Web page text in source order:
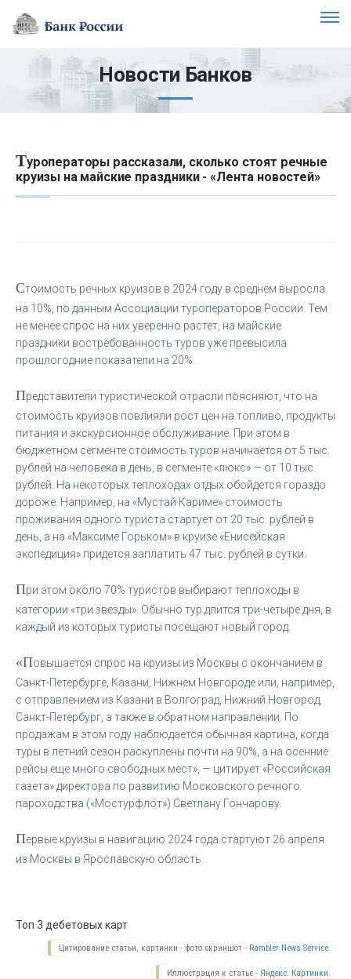
Новости Банков
Туроператоры рассказали, сколько стоят речные
круизы на майские праздники - «Лента новостей»
Стоимость речных круизов в 2024 году в среднем выросла
на 10%, по данным Ассоциации туроператоров России . Тем
не менее спрос на них уверенно растет, на майские
праздники востребованность туров уже превысила
прошлогодние показатели на 20%.
Представители туристической отрасли поясняют, что на
стоимость круизов повлияли рост цен на топливо, продукты
питания и экскурсионное обслуживание. При этом в
бюджетном сегменте стоимость туров начинается от 5 тыс.
рублей на человека в день, в сегменте «люкс» — от 10 тыс.
рублей. На некоторых теплоходах отдых обойдется гораздо
дороже. Например, на «Мустай Кариме» стоимость
проживания одного туриста стартует от 20 тыс. рублей в
день, а на «Максиме Горьком» в круизе «Енисейская
экспедиция» придется заплатить 47 тыс. рублей в сутки.
При этом около 70% туристов выбирают теплоходы в
категории «три звезды». Обычно тур длится три-четыре дня, в
каждый из которых туристы посещают новый город.
«Повышается спрос на круизы из Москвы с окончанием в
Санкт-Петербурге, Казани, Нижнем Новгороде или, например,
с отправлением из Казани в Волгоград, Нижний Новгород,
Санкт-Петербург, а также в обратном направлении. По
продажам в этом году наблюдается обычная картина, когда
туры в летний сезон раскуплены почти на 90%, а на осенние
рейсы еще много свободных мест» , — цитирует «Российская
газета» директора по развитию Московского речного
пароходства («Мостурфлот») Светлану Гончарову.
Первые круизы в навигацию 2024 года стартуют 26 апреля
из Москвы в Ярославскую область.
Топ 3 дебетовых карт
Цитирование статьи, картинки - фото скриншот - Rambler News Service.
Иллюстрация к статье - Яндекс. Картинки.